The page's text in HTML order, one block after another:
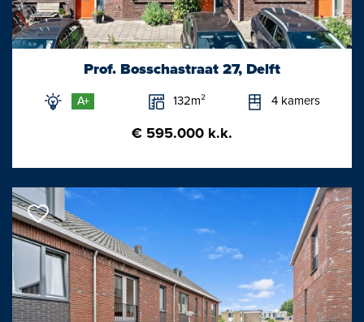
- Woonoppervlakte 142 m2;
- Inhoud circa 485 m3;
- Bijdrage VvE is maandelijks € 347,-- exclusief stookkosten;
- Openbare laadpaal voor het complex.
Huis kopen? Neem uw eigen NVM Aankoopmakelaar mee!
Een NVM Aankoopmakelaar bespaart u tijd, geld en zorgen.
Prof. Bosschastraat 27, Delft
A+ 132m² 4 kamers
€ 595.000 k.k.